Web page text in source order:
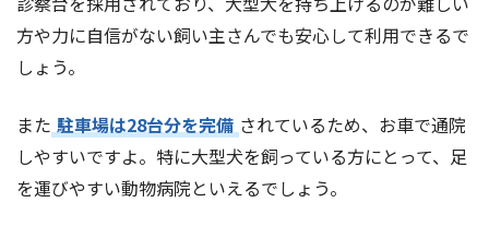
方や力に自信がない飼い主さんでも安心して利用できるで
しょう。
また 駐車場は28台分を完備 されているため、お車で通院
しやすいですよ。特に大型犬を飼っている方にとって、足
を運びやすい動物病院といえるでしょう。